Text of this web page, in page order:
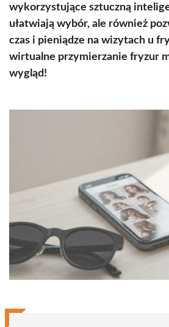
wykorzystujące sztuczną
ułatwiają wybór, ale również
czas i pieniądze na wizytach u
wirtualne przymierzanie fryzur
wygląd!